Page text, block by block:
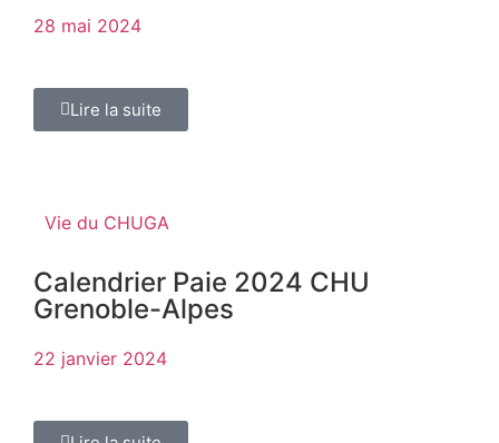
28 mai 2024
Lire la suite
Vie du CHUGA
Calendrier Paie 2024 CHU
Grenoble-Alpes
22 janvier 2024